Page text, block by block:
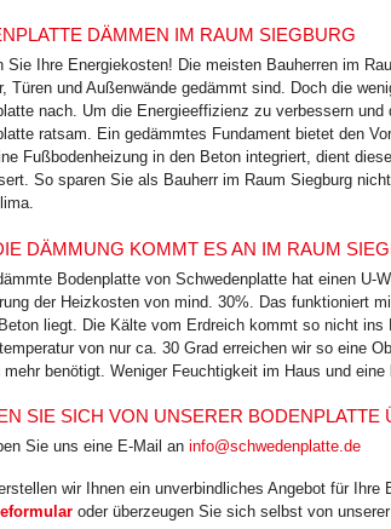
DÄMMEN IM RAUM SIEGBURG
Sie Ihre Energiekosten! Die meisten Bauherren im
Türen und Außenwände gedämmt sind. Doch die
nach. Um die Energieeffizienz zu verbessern
ratsam. Ein gedämmtes Fundament bietet den
Fußbodenheizung in den Beton integriert, dient
So sparen Sie als Bauherr im Raum Siegburg
DÄMMUNG KOMMT ES AN IM RAUM
Bodenplatte von Schwedenplatte hat einen U-
der Heizkosten von mind. 30%. Das funktioniert
liegt. Die Kälte vom Erdreich kommt so nicht
von nur ca. 30 Grad erreichen wir so eine
mehr benötigt. Weniger Feuchtigkeit im Haus und
SIE SICH VON UNSERER BODENPLATTE
Sie uns eine E-Mail an info@schwedenplatte.de
wir Ihnen ein unverbindliches Angebot für
oder überzeugen Sie sich selbst von unserer